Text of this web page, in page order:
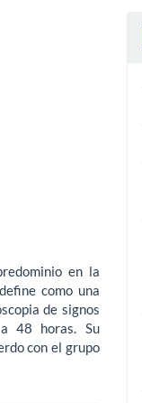
en la
como una
de signos
48 horas. Su
con el grupo